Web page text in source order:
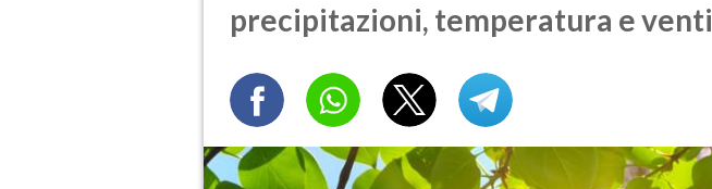
precipitazioni, temperatura e venti